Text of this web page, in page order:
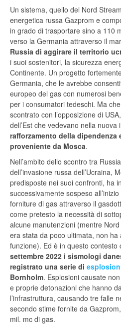
Un sistema, quello del Nord
energetica russa Gazprom e
in grado di trasportare sino a 110
verso la Germania attraverso il
Russia di aggirare il territorio
i suoi sostenitori, la sicurezza
Continente. Un progetto
Germania, che le avrebbe
europeo del gas con numerosi
per i consumatori tedeschi. Ma
scontrato con l’opposizione di
dell’Est che vedevano nella nuova
rafforzamento della dipendenza
proveniente da Mosca.
Nell’ambito dello scontro tra
dell’invasione russa dell’Ucraina,
predisposte nei suoi confronti, ha
successivamente sospeso
forniture di gas attraverso il
come pretesto la necessità di
alcune manutenzioni (mentre
era stata da poco ultimata, non
funzione). Ed è in questo contesto
settembre 2022 i sismologi
registrato una serie di
Bornholm. Esplosioni causate
e proprie detonazioni che hanno
l’infrastruttura, causando tre falle
secondo stime fornite da
mil. mc di gas.